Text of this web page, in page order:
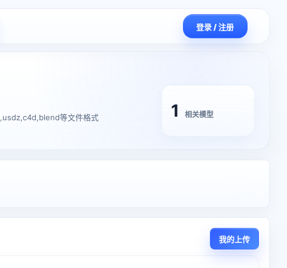
登录 / 注册
等文件格式
1 相关模型
我的上传